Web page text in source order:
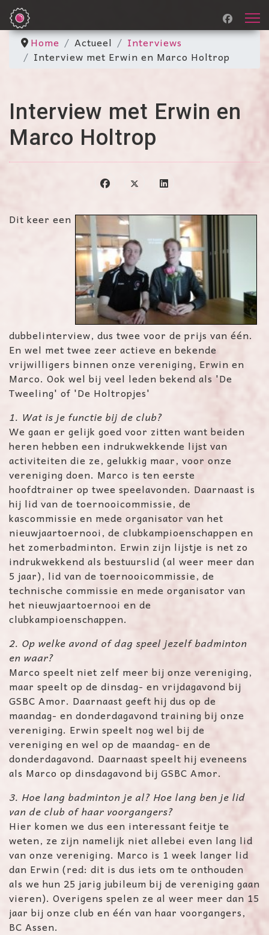
Home Actueel
Interviews
Interview met Erwin en Marco Holtrop
Interview met Erwin en
Marco Holtrop
Dit keer een
dubbelinterview, dus twee voor de prijs van één.
En wel met twee zeer actieve en bekende
vrijwilligers binnen onze vereniging, Erwin en
Marco. Ook wel bij veel leden bekend als 'De
Tweeling' of 'De Holtropjes'
1. Wat is je functie bij de club?
We gaan er gelijk goed voor zitten want beiden
heren hebben een indrukwekkende lijst van
activiteiten die ze, gelukkig maar, voor onze
vereniging doen. Marco is ten eerste
hoofdtrainer op twee speelavonden. Daarnaast is
hij lid van de toernooicommissie, de
kascommissie en mede organisator van het
nieuwjaartoernooi, de clubkampioenschappen en
het zomerbadminton. Erwin zijn lijstje is net zo
indrukwekkend als bestuurslid (al weer meer dan
5 jaar), lid van de toernooicommissie, de
technische commissie en mede organisator van
het nieuwjaartoernooi en de
clubkampioenschappen.
2. Op welke avond of dag speel jezelf badminton
en waar?
Marco speelt niet zelf meer bij onze vereniging,
maar speelt op de dinsdag- en vrijdagavond bij
GSBC Amor. Daarnaast geeft hij dus op de
maandag- en donderdagavond training bij onze
vereniging. Erwin speelt nog wel bij de
vereniging en wel op de maandag- en de
donderdagavond. Daarnaast speelt hij eveneens
als Marco op dinsdagavond bij GSBC Amor.
3. Hoe lang badminton je al? Hoe lang ben je lid
van de club of haar voorgangers?
Hier komen we dus een interessant feitje te
weten, ze zijn namelijk niet allebei even lang lid
van onze vereniging. Marco is 1 week langer lid
dan Erwin (red: dit is dus iets om te onthouden
als we hun 25 jarig jubileum bij de vereniging gaan
vieren). Overigens spelen ze al weer meer dan 15
jaar bij onze club en één van haar voorgangers,
BC Assen.